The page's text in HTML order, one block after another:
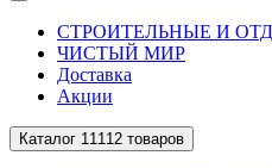
СТРОИТЕЛЬНЫЕ И
ЧИСТЫЙ МИР
Доставка
Акции
Каталог 11112 товаров